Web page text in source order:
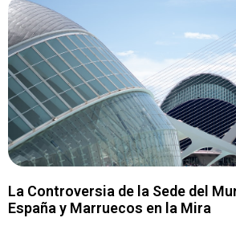
La Controversia de la Sede del
España y Marruecos en la Mira